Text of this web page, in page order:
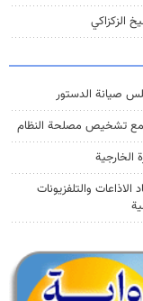
الزكزاكي
صيانة الدستور
تشخيص مصلحة النظام
الخارجية
الاذاعات والتلفزيونات